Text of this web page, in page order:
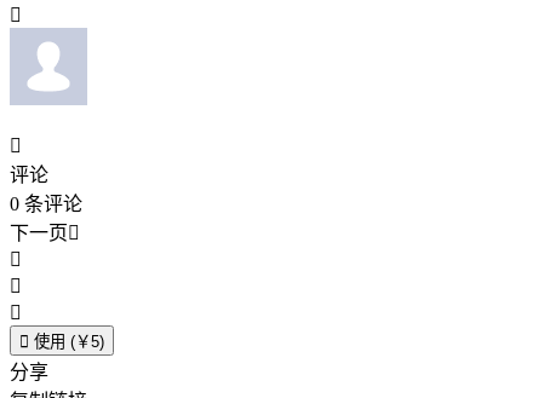


评论
0 条评论
下一页



 使用 (￥5)
分享